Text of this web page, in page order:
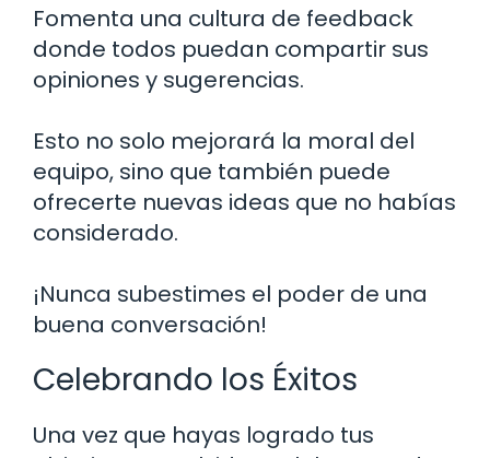
Fomenta una cultura de feedback
donde todos puedan compartir sus
opiniones y sugerencias.
Esto no solo mejorará la moral del
equipo, sino que también puede
ofrecerte nuevas ideas que no habías
considerado.
¡Nunca subestimes el poder de una
buena conversación!
Celebrando los Éxitos
Una vez que hayas logrado tus